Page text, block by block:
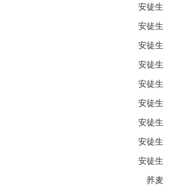
安徒生
安徒生
安徒生
安徒生
安徒生
安徒生
安徒生
安徒生
安徒生
荞麦